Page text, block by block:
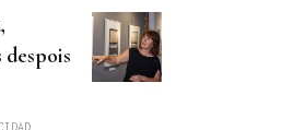
despois